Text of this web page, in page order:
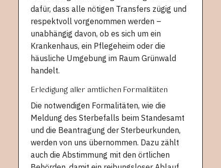
dafür, dass alle nötigen Transfers zügig und
respektvoll vorgenommen werden –
unabhängig davon, ob es sich um ein
Krankenhaus, ein Pflegeheim oder die
häusliche Umgebung im Raum Grünwald
handelt.
Erledigung aller amtlichen Formalitäten
Die notwendigen Formalitäten, wie die
Meldung des Sterbefalls beim Standesamt
und die Beantragung der Sterbeurkunden,
werden von uns übernommen. Dazu zählt
auch die Abstimmung mit den örtlichen